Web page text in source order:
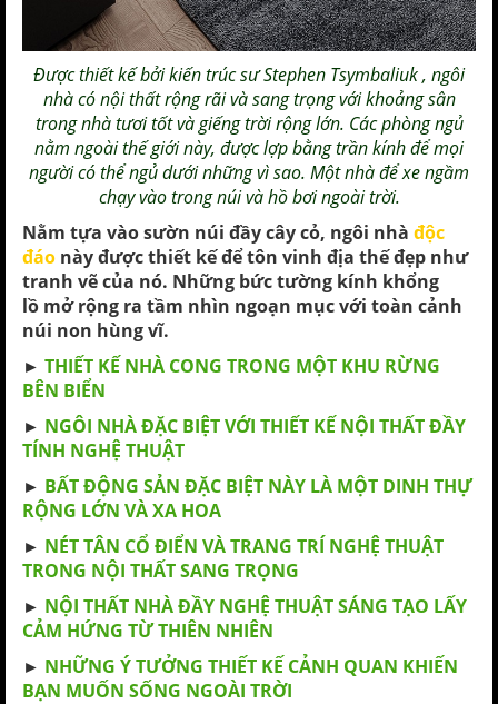
Được thiết kế bởi kiến ​​trúc sư Stephen Tsymbaliuk , ngôi
nhà cónội thấtrộng rãi vàsang trọngvới khoảng sân
trong nhà tươi tốt và giếng trời rộng lớn. Các phòng ngủ
nằm ngoài thế giới này, được lợp bằng trần kính để mọi
người có thể ngủ dưới những vì sao. Một nhà để xe ngầm
chạy vào trong núi và hồ bơi ngoài trời.
Nằm tựa vào sườn núi đầy cây cỏ, ngôi nhà độc
đáo này được thiết kế để tôn vinh địa thế đẹp như
tranh vẽ của nó. Những bức tường kính khổng
lồ mở rộng ra tầm nhìn ngoạn mục với toàn cảnh
núi non hùng vĩ.
► THIẾT KẾ NHÀ CONG TRONG MỘT KHU RỪNG
BÊN BIỂN
► NGÔI NHÀ ĐẶC BIỆT VỚI THIẾT KẾ NỘI THẤT ĐẦY
TÍNH NGHỆ THUẬT
► BẤT ĐỘNG SẢN ĐẶC BIỆT NÀY LÀ MỘT DINH THỰ
RỘNG LỚN VÀ XA HOA
► NÉT TÂN CỔ ĐIỂN VÀ TRANG TRÍ NGHỆ THUẬT
TRONG NỘI THẤT SANG TRỌNG
► NỘI THẤT NHÀ ĐẦY NGHỆ THUẬT SÁNG TẠO LẤY
CẢM HỨNG TỪ THIÊN NHIÊN
► NHỮNG Ý TƯỞNG THIẾT KẾ CẢNH QUAN KHIẾN
BẠN MUỐN SỐNG NGOÀI TRỜI